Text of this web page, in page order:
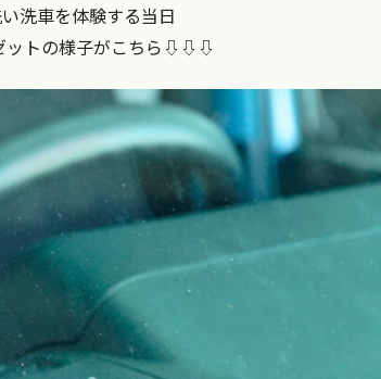
洗車を体験する当日
ットの様子がこちら⇩⇩⇩